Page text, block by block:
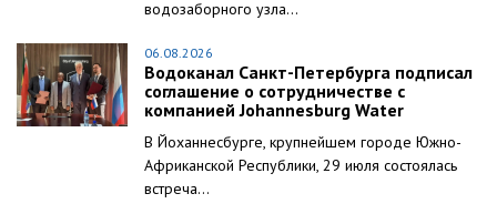
водозаборного узла...
06.08.2026
Водоканал Санкт-Петербурга подписал
соглашение о сотрудничестве с
компанией Johannesburg Water
В Йоханнесбурге, крупнейшем городе Южно-
Африканской Республики, 29 июля состоялась
встреча...